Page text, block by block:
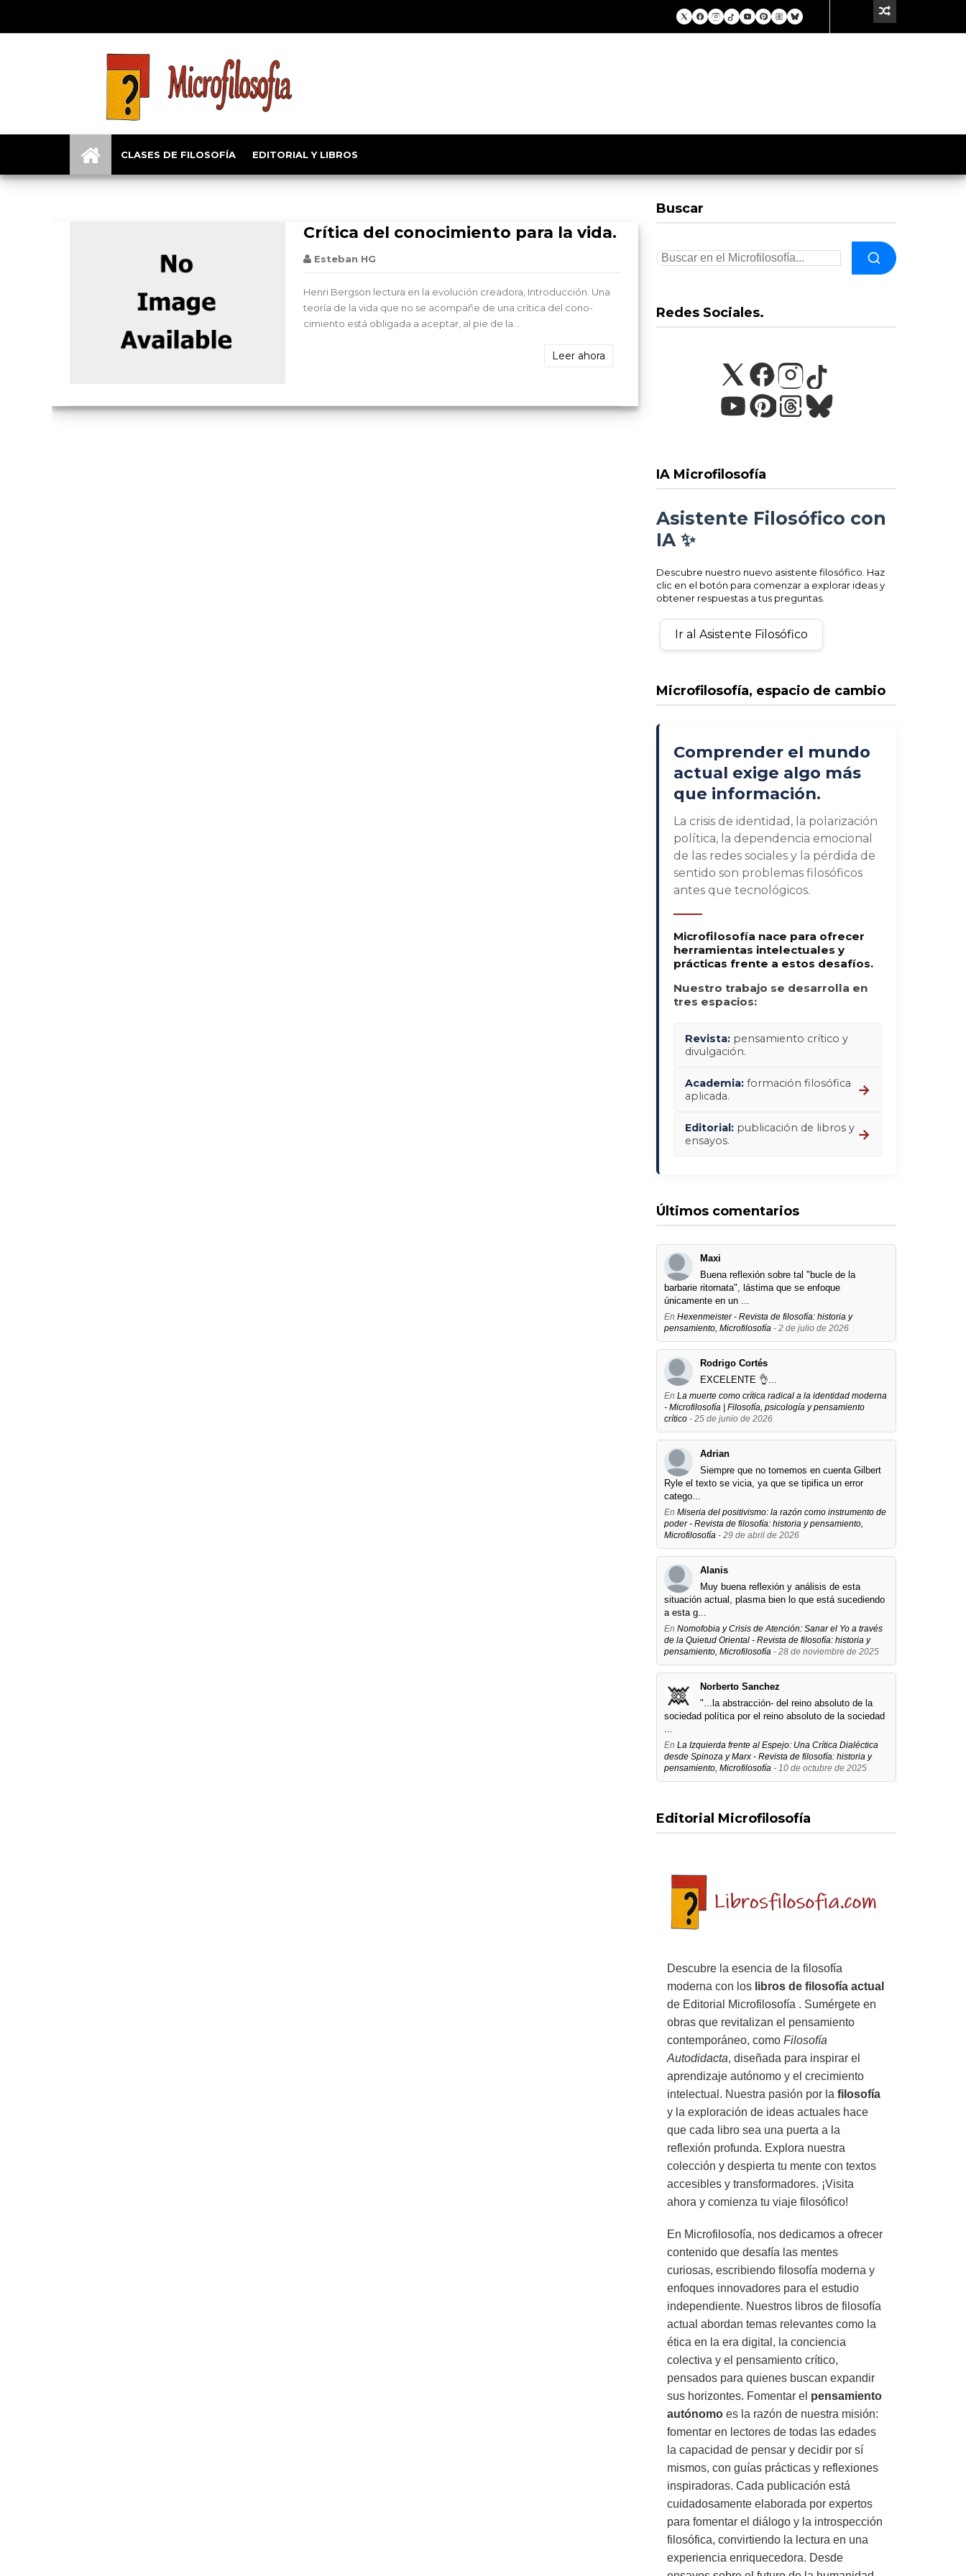
CLASES DE FILOSOFÍA EDITORIAL Y LIBROS
Lecturas
Crítica del conocimiento para la vida.
Esteban HG
Henri Bergson lectura en la evolución creadora, Introducción. Una
teoría de la vida que no se acompañe de una crítica del cono­
cimiento está obligada a aceptar, al pie de la...
Leer ahora
Buscar
Redes Sociales.
IA Microfilosofía
Asistente Filosófico con
IA ✨
Descubre nuestro nuevo asistente filosófico. Haz
clic en el botón para comenzar a explorar ideas y
obtener respuestas a tus preguntas.
Ir al Asistente Filosófico
Microfilosofía, espacio de cambio
Comprender el mundo
actual exige algo más
que información.
La crisis de identidad, la polarización
política, la dependencia emocional
de las redes sociales y la pérdida de
sentido son problemas filosóficos
antes que tecnológicos.
Microfilosofía nace para ofrecer
herramientas intelectuales y
prácticas frente a estos desafíos.
Nuestro trabajo se desarrolla en
tres espacios:
Revista: pensamiento crítico y
divulgación.
Academia: formación filosófica
aplicada.
→
Editorial: publicación de libros y
ensayos.
→
Últimos comentarios
Maxi
Buena reflexión sobre tal "bucle de la
barbarie ritornata", lástima que se enfoque
únicamente en un ...
En Hexenmeister - Revista de filosofía: historia y
pensamiento, Microfilosofía - 2 de julio de 2026
Rodrigo Cortés
EXCELENTE 👌...
En La muerte como crítica radical a la identidad moderna
- Microfilosofía | Filosofía, psicología y pensamiento
crítico - 25 de junio de 2026
Adrian
Siempre que no tomemos en cuenta Gilbert
Ryle el texto se vicia, ya que se tipifica un error
catego...
En Miseria del positivismo: la razón como instrumento de
poder - Revista de filosofía: historia y pensamiento,
Microfilosofía - 29 de abril de 2026
Alanis
Muy buena reflexión y análisis de esta
situación actual, plasma bien lo que está sucediendo
a esta g...
En Nomofobia y Crisis de Atención: Sanar el Yo a través
de la Quietud Oriental - Revista de filosofía: historia y
pensamiento, Microfilosofía - 28 de noviembre de 2025
Norberto Sanchez
"...la abstracción- del reino absoluto de la
sociedad política por el reino absoluto de la sociedad
...
En La Izquierda frente al Espejo: Una Crítica Dialéctica
desde Spinoza y Marx - Revista de filosofía: historia y
pensamiento, Microfilosofía - 10 de octubre de 2025
Editorial Microfilosofía
Descubre la esencia de la filosofía
moderna con los libros de filosofía actual
de Editorial Microfilosofía . Sumérgete en
obras que revitalizan el pensamiento
contemporáneo, como Filosofía
Autodidacta, diseñada para inspirar el
aprendizaje autónomo y el crecimiento
intelectual. Nuestra pasión por la filosofía
y la exploración de ideas actuales hace
que cada libro sea una puerta a la
reflexión profunda. Explora nuestra
colección y despierta tu mente con textos
accesibles y transformadores. ¡Visita
ahora y comienza tu viaje filosófico!
En Microfilosofía, nos dedicamos a ofrecer
contenido que desafía las mentes
curiosas, escribiendo filosofía moderna y
enfoques innovadores para el estudio
independiente. Nuestros libros de filosofía
actual abordan temas relevantes como la
ética en la era digital, la conciencia
colectiva y el pensamiento crítico,
pensados para quienes buscan expandir
sus horizontes. Fomentar el pensamiento
autónomo es la razón de nuestra misión:
fomentar en lectores de todas las edades
la capacidad de pensar y decidir por sí
mismos, con guías prácticas y reflexiones
inspiradoras. Cada publicación está
cuidadosamente elaborada por expertos
para fomentar el diálogo y la introspección
filosófica, convirtiendo la lectura en una
experiencia enriquecedora. Desde